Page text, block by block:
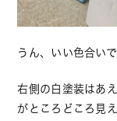
うん、いい色合いで
右側の白塗装はあ
がところどころ見